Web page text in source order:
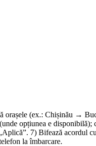
(ex.: Chișinău →
opțiunea e
7) Bifează acordul
la îmbarcare.